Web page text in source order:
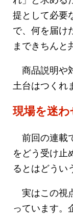
提として必要
で、何を届け
まできちんと
商品説明や
土台はつくれ
現場を迷わ
前回の連載
をどう受け止
るとはどうい
実はこの視
っています。